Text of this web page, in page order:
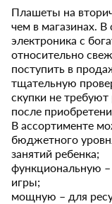
Плашеты на
чем в магазинах. В
электроника с
относительно
поступить в
тщательную
скупки не
после
В ассортименте
бюджетного
занятий ребенка;
функциональную
игры;
мощную – для